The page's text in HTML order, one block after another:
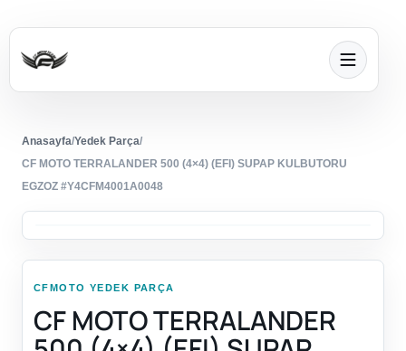
Anasayfa/Yedek Parça/
CF MOTO TERRALANDER 500 (4×4) (EFI) SUPAP KULBUTORU
EGZOZ #Y4CFM4001A0048
CFMOTO YEDEK PARÇA
CF MOTO TERRALANDER